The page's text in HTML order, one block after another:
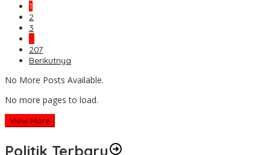
1
2
3
…
207
Berikutnya
No More Posts Available.
No more pages to load.
View More
Politik Terbaru